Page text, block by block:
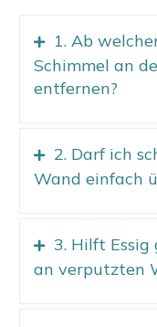
1. Ab
Schimmel an
entfernen?
2. Darf ich
Wand einfach
3. Hilft Essig
an verputzten